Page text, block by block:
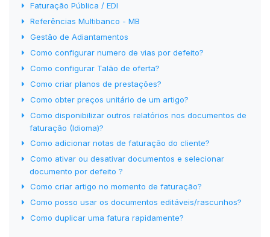
Faturação Pública / EDI
Referências Multibanco - MB
Gestão de Adiantamentos
Como configurar numero de vias por defeito?
Como configurar Talão de oferta?
Como criar planos de prestações?
Como obter preços unitário de um artigo?
Como disponibilizar outros relatórios nos documentos de
faturação (Idioma)?
Como adicionar notas de faturação do cliente?
Como ativar ou desativar documentos e selecionar
documento por defeito ?
Como criar artigo no momento de faturação?
Como posso usar os documentos editáveis/rascunhos?
Como duplicar uma fatura rapidamente?